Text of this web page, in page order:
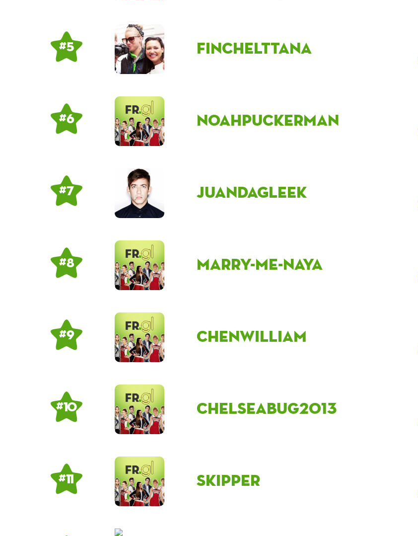
# 5 finchelttana
# 6 noahpuckerman
# 7 JuandaGleek
# 8 marry-me-naya
# 9 chenwilliam
# 10 Chelseabug2013
# 11 Skipper